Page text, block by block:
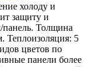
холоду и
защиту и
Толщина
Теплоизоляция: 5
цветов по
панели более